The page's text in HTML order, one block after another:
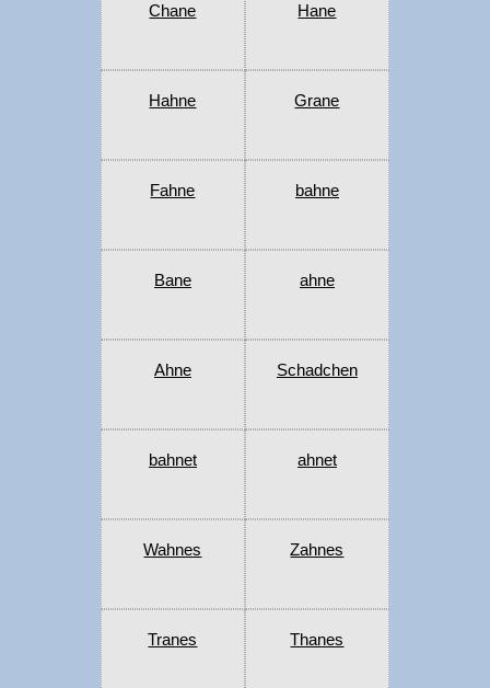
Chane Hane
Hahne Grane
Fahne bahne
Bane ahne
Ahne Schadchen
bahnet ahnet
Wahnes Zahnes
Tranes Thanes